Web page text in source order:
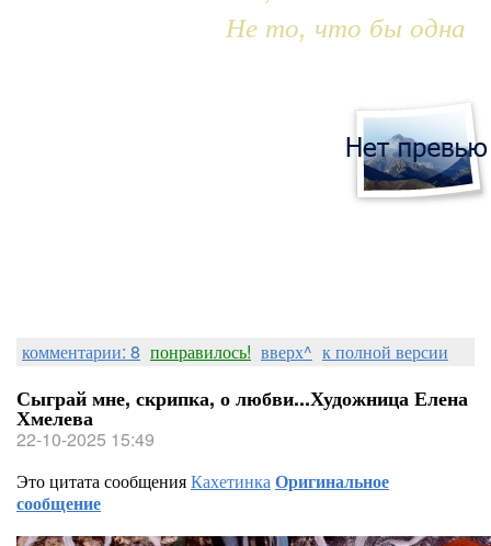
Не то, что бы одна
комментарии: 8 понравилось! вверх^ к полной версии
Сыграй мне, скрипка, о любви...Художница Елена
Хмелева
22-10-2025 15:49
Это цитата сообщенияКахетинкаОригинальное
сообщение